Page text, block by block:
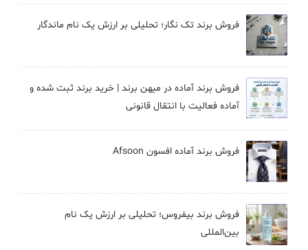
فروش برند تک نگار؛ تحلیلی بر ارزش یک نام ماندگار
فروش برند آماده در میهن برند | خرید برند ثبت شده و
آماده فعالیت با انتقال قانونی
فروش برند آماده افسون Afsoon
فروش برند بيفروس؛ تحلیلی بر ارزش یک نام
بین‌المللی